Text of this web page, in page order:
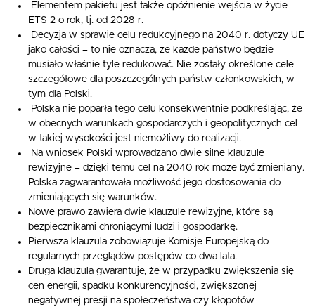
Elementem pakietu jest także opóźnienie wejścia w życie
ETS 2 o rok, tj. od 2028 r.
Decyzja w sprawie celu redukcyjnego na 2040 r. dotyczy UE
jako całości – to nie oznacza, że każde państwo będzie
musiało właśnie tyle redukować. Nie zostały określone cele
szczegółowe dla poszczególnych państw członkowskich, w
tym dla Polski.
Polska nie poparła tego celu konsekwentnie podkreślając, że
w obecnych warunkach gospodarczych i geopolitycznych cel
w takiej wysokości jest niemożliwy do realizacji.
Na wniosek Polski wprowadzano dwie silne klauzule
rewizyjne – dzięki temu cel na 2040 rok może być zmieniany.
Polska zagwarantowała możliwość jego dostosowania do
zmieniających się warunków.
Nowe prawo zawiera dwie klauzule rewizyjne, które są
bezpiecznikami chroniącymi ludzi i gospodarkę.
Pierwsza klauzula zobowiązuje Komisje Europejską do
regularnych przeglądów postępów co dwa lata.
Druga klauzula gwarantuje, że w przypadku zwiększenia się
cen energii, spadku konkurencyjności, zwiększonej
negatywnej presji na społeczeństwa czy kłopotów